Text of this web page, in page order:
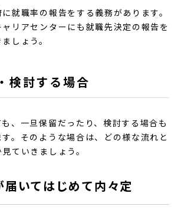
就職率の報告をする義務があります。
リアセンターにも就職先決定の報告を
しょう。
検討する場合
、一旦保留だったり、検討する場合も
。そのような場合は、どの様な流れと
ていきましょう。
届いてはじめて内々定